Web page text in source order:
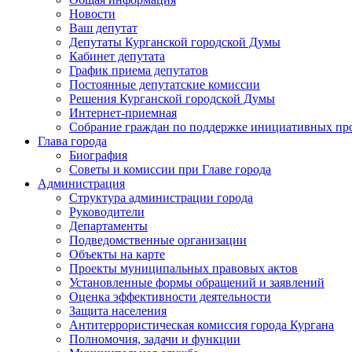
Новости
Ваш депутат
Депутаты Курганской городской Думы
Кабинет депутата
График приема депутатов
Постоянные депутатские комиссии
Решения Курганской городской Думы
Интернет-приемная
Собрание граждан по поддержке инициативных
Глава города
Биография
Советы и комиссии при Главе города
Администрация
Структура администрации города
Руководители
Департаменты
Подведомственные организации
Объекты на карте
Проекты муниципальных правовых актов
Установленные формы обращений и заявлений
Оценка эффективности деятельности
Защита населения
Антитеррористическая комиссия города Кургана
Полномочия, задачи и функции